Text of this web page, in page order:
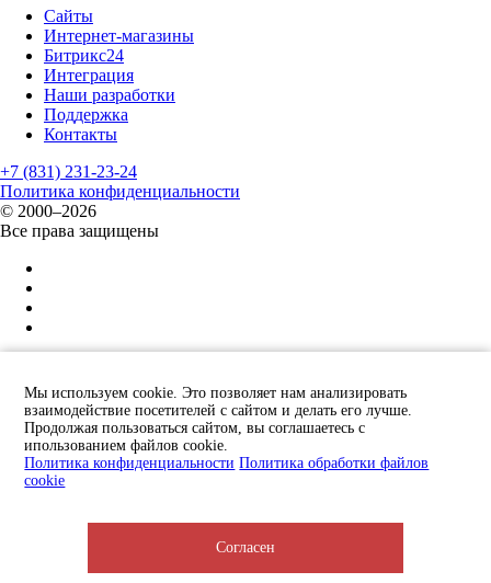
Сайты
Интернет-магазины
Битрикс24
Интеграция
Наши разработки
Поддержка
Контакты
+7 (831) 231-23-24
Политика конфиденциальности
© 2000–2026
Все права защищены
Отправьте заявку и мы Вам перезвоним!
Я принимаю условия соглашения об использовании сайта и даю
согласие на обработку моих персональных данных
Мы используем cookie. Это позволяет нам анализировать
взаимодействие посетителей с сайтом и делать его лучше.
Продолжая пользоваться сайтом, вы соглашаетесь с
ипользованием файлов cookie.
Политика конфиденциальности Политика обработки файлов
cookie
Согласен